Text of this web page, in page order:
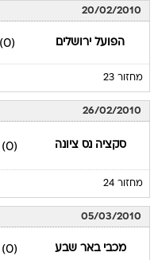
20/02/2010
הפועל ירושלים (0)
מחזור 23
26/02/2010
סקציה נס ציונה (0)
מחזור 24
05/03/2010
מכבי באר שבע (0)